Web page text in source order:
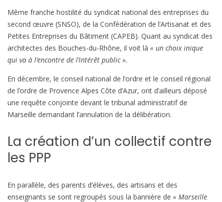
Même franche hostilité du syndicat national des entreprises du
second œuvre (SNSO), de la Confédération de l’Artisanat et des
Petites Entreprises du Bâtiment (CAPEB). Quant au syndicat des
architectes des Bouches-du-Rhône, il voit là « un choix inique
qui va à l’encontre de l’intérêt public ».
En décembre, le conseil national de l’ordre et le conseil régional
de l’ordre de Provence Alpes Côte d’Azur, ont d’ailleurs déposé
une requête conjointe devant le tribunal administratif de
Marseille demandant l’annulation de la délibération.
La création d’un collectif contre
les PPP
En parallèle, des parents d’élèves, des artisans et des
enseignants se sont regroupés sous la bannière de « Marseille